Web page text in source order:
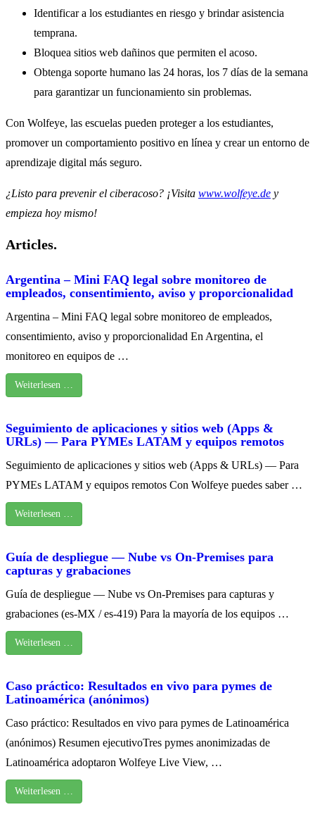
Identificar a los estudiantes en riesgo y brindar asistencia
temprana.
Bloquea sitios web dañinos que permiten el acoso.
Obtenga soporte humano las 24 horas, los 7 días de la semana
para garantizar un funcionamiento sin problemas.
Con Wolfeye, las escuelas pueden proteger a los estudiantes,
promover un comportamiento positivo en línea y crear un entorno de
aprendizaje digital más seguro.
¿Listo para prevenir el ciberacoso? ¡Visita www.wolfeye.de y
empieza hoy mismo!
Articles.
Argentina – Mini FAQ legal sobre monitoreo de
empleados, consentimiento, aviso y proporcionalidad
Argentina – Mini FAQ legal sobre monitoreo de empleados,
consentimiento, aviso y proporcionalidad En Argentina, el
monitoreo en equipos de …
Weiterlesen …
Seguimiento de aplicaciones y sitios web (Apps &
URLs) — Para PYMEs LATAM y equipos remotos
Seguimiento de aplicaciones y sitios web (Apps & URLs) — Para
PYMEs LATAM y equipos remotos Con Wolfeye puedes saber …
Weiterlesen …
Guía de despliegue — Nube vs On‑Premises para
capturas y grabaciones
Guía de despliegue — Nube vs On‑Premises para capturas y
grabaciones (es‑MX / es‑419) Para la mayoría de los equipos …
Weiterlesen …
Caso práctico: Resultados en vivo para pymes de
Latinoamérica (anónimos)
Caso práctico: Resultados en vivo para pymes de Latinoamérica
(anónimos) Resumen ejecutivoTres pymes anonimizadas de
Latinoamérica adoptaron Wolfeye Live View, …
Weiterlesen …